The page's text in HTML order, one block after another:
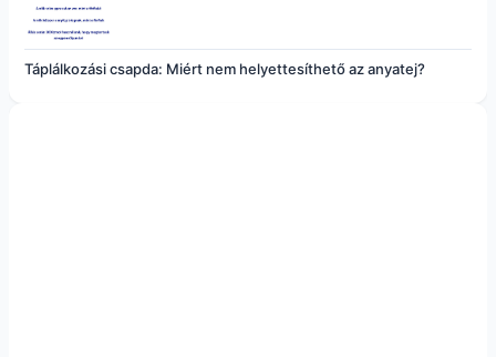
Táplálkozási csapda: Miért nem helyettesíthető az anyatej?